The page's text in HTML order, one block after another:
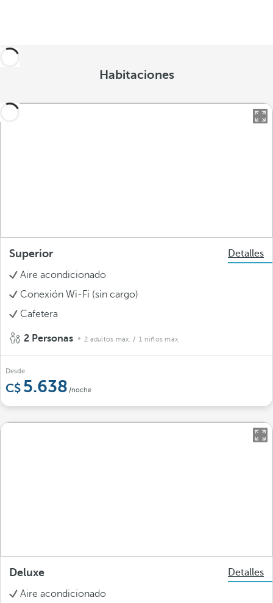
Habitaciones
Superior
Detalles
Aire acondicionado
Conexión Wi-Fi (sin cargo)
Cafetera
2 Personas 2 adultos máx. / 1 niños máx.
Desde
5.638 /noche
Deluxe
Detalles
Aire acondicionado